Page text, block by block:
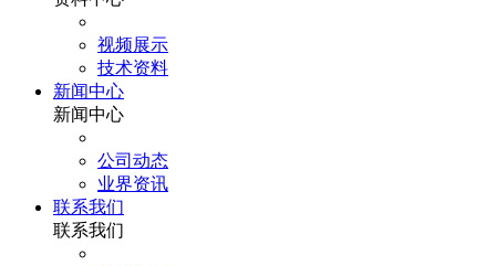
视频展示
技术资料
新闻中心
新闻中心
公司动态
业界资讯
联系我们
联系我们